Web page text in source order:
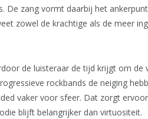
De zang vormt daarbij het
zowel de krachtige als de meer
de luisteraar de tijd krijgt om de
rockbands de neiging
vaker voor sfeer. Dat zorgt
blijft belangrijker dan virtuositeit.